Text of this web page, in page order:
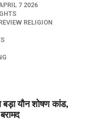
7 2026
RELIGION
यौन शोषण कांड,